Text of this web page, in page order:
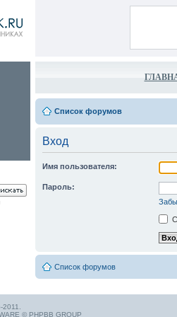
Список форумов
Вход
Имя пользователя:
Пароль:
Список форумов
© PHPBB GROUP